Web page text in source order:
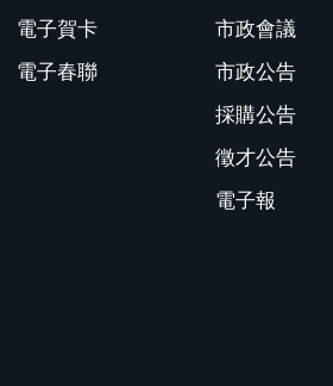
電子賀卡
電子春聯
市政會議
市政公告
採購公告
徵才公告
電子報